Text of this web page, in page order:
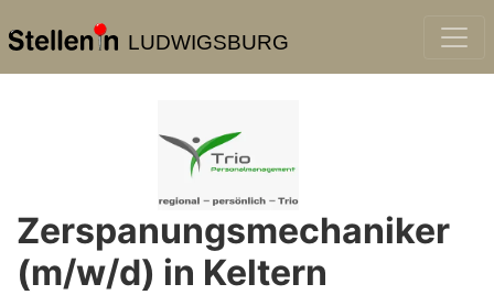
LUDWIGSBURG
Zerspanungsmechaniker
(m/w/d) in Keltern